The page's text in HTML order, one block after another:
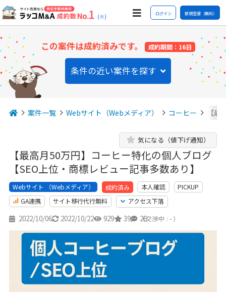
(※) ログイン 新規登録（無料）
この案件は成約済みです。 成約期間：16日
条件の近い案件を探す
案件一覧 Webサイト（Webメディア） コーヒー 【
【最高月50万円】コーヒー特化の個人ブログ
【SEO上位・商標レビュー記事多数あり】
気になる（値下げ通知）
Webサイト （Webメディア） 成約済み 本人確認
PICKUP
GA連携
サイト移行代行無料 アクセス下落
2022/10/06 2022/10/22 929 39 26
（交渉中 : - ）